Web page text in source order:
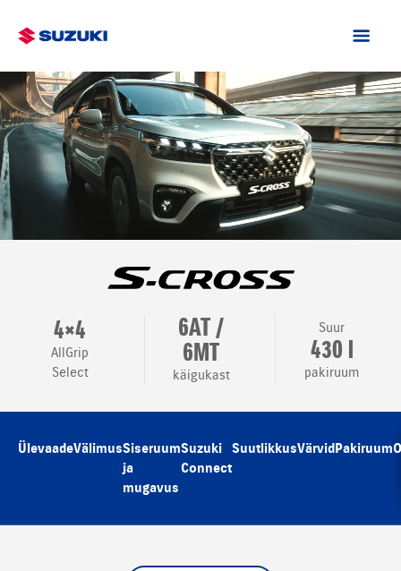
4×4
AllGrip
Select
6AT /
6MT
käigukast
Suur
430 l
pakiruum
ÜlevaadeVälimusSiseruum
ja
mugavus
Suzuki
Connect
SuutlikkusVärvidPakiruum